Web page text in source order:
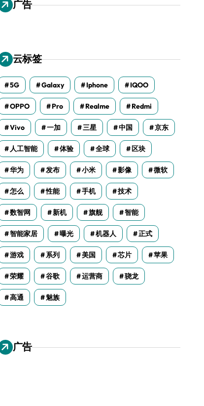
广告
云标签
5G Galaxy Iphone IQOO
OPPO Pro Realme Redmi
Vivo 一加 三星 中国 京东
人工智能 体验 全球 区块
华为 发布 小米 影像 微软
怎么 性能 手机 技术
数智网 新机 旗舰 智能
智能家居 曝光 机器人 正式
游戏 系列 美国 芯片 苹果
荣耀 谷歌 运营商 骁龙
高通 魅族
广告